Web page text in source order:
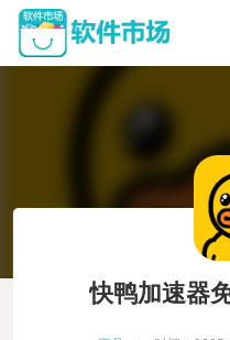
快鸭加速器